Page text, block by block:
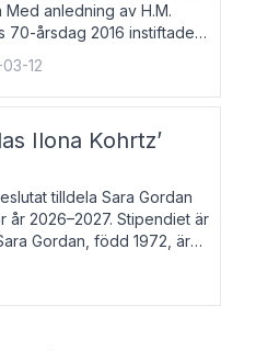
Med anledning av H.M.
70-årsdag 2016 instiftade
akademierna det så
med
stipendier erbjuda stöd
12
Ilona Kohrtz’
tilldela Sara Gordan
år 2026–2027. Stipendiet är
Gordan, född 1972, är
debuterade 2006 med